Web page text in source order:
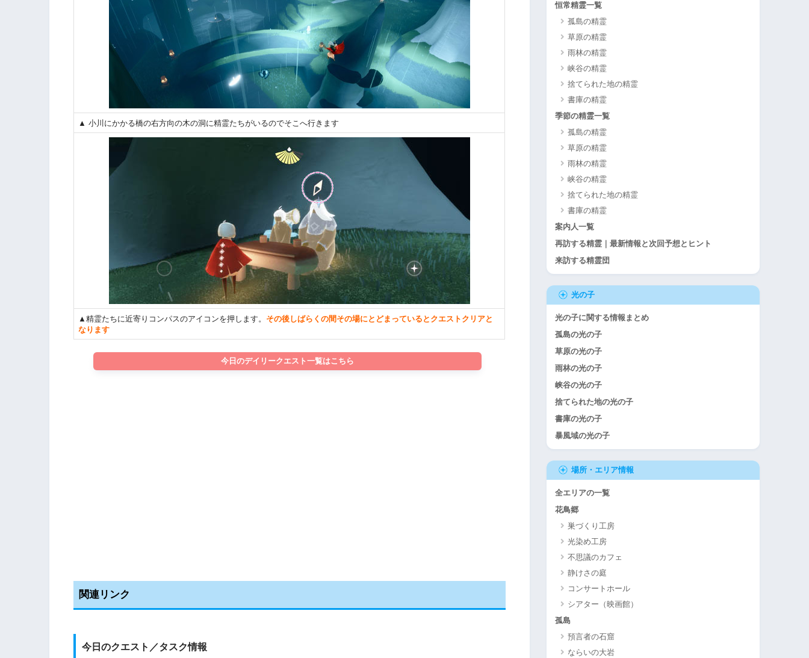
▲ 小川にかかる橋の右方向の木の洞に精霊たちがいるのでそこへ行きます
▲精霊たちに近寄りコンパスのアイコンを押します。 その後しばらくの間その場にとどまっているとクエストクリアと
なります
今日のデイリークエスト一覧はこちら
関連リンク
今日のクエスト／タスク情報
恒常精霊一覧
孤島の精霊
草原の精霊
雨林の精霊
峡谷の精霊
捨てられた地の精霊
書庫の精霊
季節の精霊一覧
孤島の精霊
草原の精霊
雨林の精霊
峡谷の精霊
捨てられた地の精霊
書庫の精霊
案内人一覧
再訪する精霊｜最新情報と次回予想とヒント
来訪する精霊団
光の子
光の子に関する情報まとめ
孤島の光の子
草原の光の子
雨林の光の子
峡谷の光の子
捨てられた地の光の子
書庫の光の子
暴風域の光の子
場所・エリア情報
全エリアの一覧
花鳥郷
巣づくり工房
光染め工房
不思議のカフェ
静けさの庭
コンサートホール
シアター（映画館）
孤島
預言者の石窟
ならいの大岩